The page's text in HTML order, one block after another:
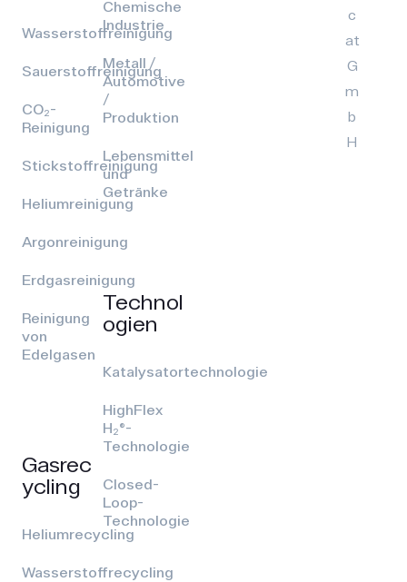
Wasserstoffreinigung
Sauerstoffreinigung
CO₂-
Reinigung
Stickstoffreinigung
Heliumreinigung
Argonreinigung
Erdgasreinigung
Reinigung
von
Edelgasen
Gasrec
ycling
Heliumrecycling
Wasserstoffrecycling
Chemische
Industrie
Metall /
Automotive
/
Produktion
Lebensmittel
und
Getränke
Technol
ogien
Katalysatortechnologie
HighFlex
H₂®-
Technologie
Closed-
Loop-
Technologie
c
at
G
m
b
H